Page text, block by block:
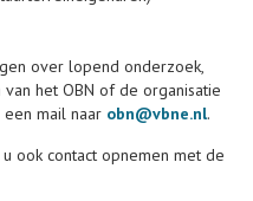
over lopend onderzoek,
het OBN of de organisatie
een mail naar obn@vbne.nl.
ook contact opnemen met de